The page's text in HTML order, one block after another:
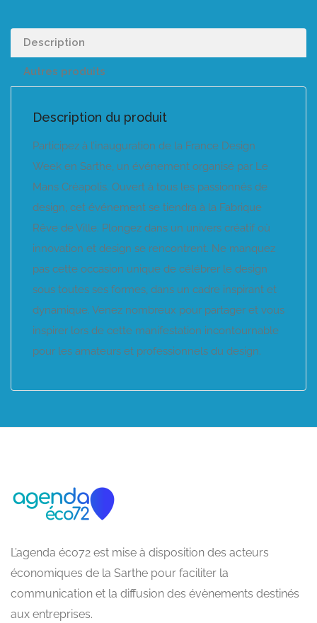
Description
Autres produits
Description du produit
Participez à l’inauguration de la France Design
Week en Sarthe, un événement organisé par Le
Mans Créapolis. Ouvert à tous les passionnés de
design, cet événement se tiendra à la Fabrique
Rêve de Ville. Plongez dans un univers créatif où
innovation et design se rencontrent. Ne manquez
pas cette occasion unique de célébrer le design
sous toutes ses formes, dans un cadre inspirant et
dynamique. Venez nombreux pour partager et vous
inspirer lors de cette manifestation incontournable
pour les amateurs et professionnels du design.
L’agenda éco72 est mise à disposition des acteurs
économiques de la Sarthe pour faciliter la
communication et la diffusion des évènements destinés
aux entreprises.